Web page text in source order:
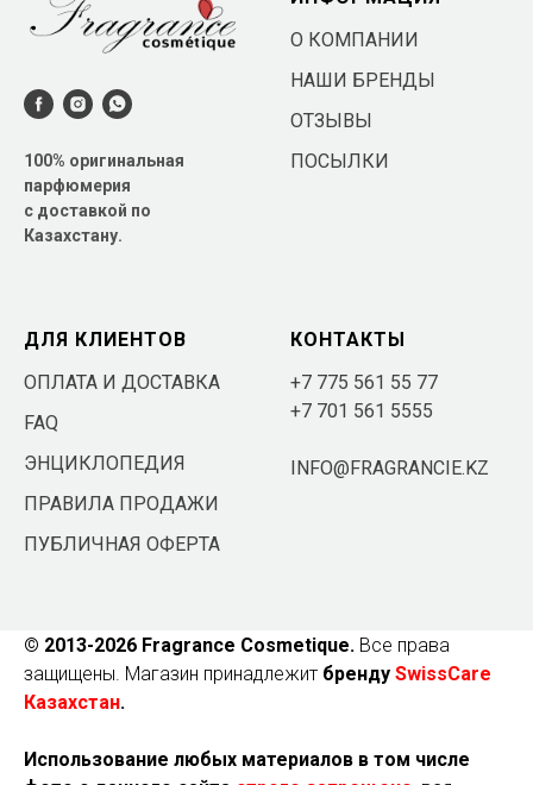
100% оригинальная
парфюмерия
с доставкой по
Казахстану.
О КОМПАНИИ
НАШИ БРЕНДЫ
ОТЗЫВЫ
ПОСЫЛКИ
ДЛЯ КЛИЕНТОВ
ОПЛАТА И ДОСТАВКА
FAQ
ЭНЦИКЛОПЕДИЯ
ПРАВИЛА ПРОДАЖИ
ПУБЛИЧНАЯ ОФЕРТА
КОНТАКТЫ
+7 775 561 55 77
+7 701 561 5555
INFO@FRAGRANCIE.KZ
© 2013-2026 Fragrance Cosmetique. Все права
защищены. Магазин принадлежит бренду SwissCare
Казахстан.
Использование любых материалов в том числе